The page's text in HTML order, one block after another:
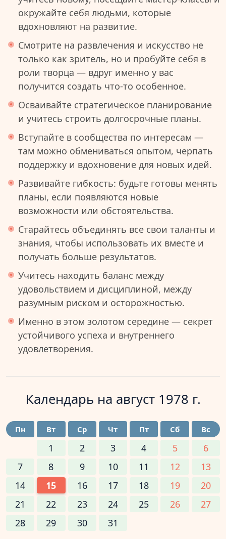
окружайте себя людьми, которые
вдохновляют на развитие.
Смотрите на развлечения и искусство не
только как зритель, но и пробуйте себя в
роли творца — вдруг именно у вас
получится создать что-то особенное.
Осваивайте стратегическое планирование
и учитесь строить долгосрочные планы.
Вступайте в сообщества по интересам —
там можно обмениваться опытом, черпать
поддержку и вдохновение для новых идей.
Развивайте гибкость: будьте готовы менять
планы, если появляются новые
возможности или обстоятельства.
Старайтесь объединять все свои таланты и
знания, чтобы использовать их вместе и
получать больше результатов.
Учитесь находить баланс между
удовольствием и дисциплиной, между
разумным риском и осторожностью.
Именно в этом золотом середине — секрет
устойчивого успеха и внутреннего
удовлетворения.
Календарь на август 1978 г.
Пн Вт Ср Чт Пт Сб Вс
1 2 3 4 5
6
7
8 9 10 11 12
13
14
15 16 17 18 19
20
21
22 23 24 25 26
27
28
29 30 31